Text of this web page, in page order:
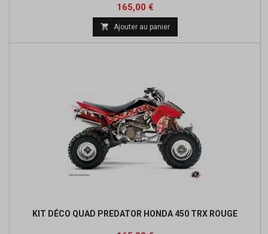
Prix
165,00 €
 Ajouter au panier
KIT DÉCO QUAD PREDATOR HONDA 450 TRX ROUGE